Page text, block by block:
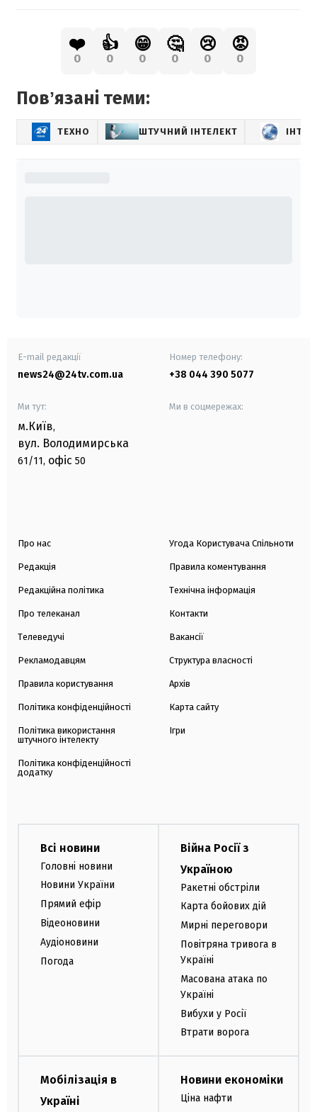
❤️
0
👍
0
😁
0
🤔
0
😢
0
😡
0
Повʼязані теми:
ТЕХНО ШТУЧНИЙ ІНТЕЛЕКТ
E-mail редакції
news24@24tv.com.ua
Номер телефону:
+38 044 390 5077
Ми тут:
м.Київ,
вул. Володимирська
61/11, офіс 50
Ми в соцмережах:
Про нас
Редакція
Редакційна політика
Про телеканал
Телеведучі
Рекламодавцям
Правила користування
Політика конфіденційності
Політика використання
штучного інтелекту
Політика конфіденційності
додатку
Угода Користувача Спільноти
Правила коментування
Технічна інформація
Контакти
Вакансії
Структура власності
Архів
Карта сайту
Ігри
Всі новини
Головні новини
Новини України
Прямий ефір
Відеоновини
Аудіоновини
Погода
Війна Росії з
Україною
Ракетні обстріли
Карта бойових дій
Мирні переговори
Повітряна тривога в
Україні
Масована атака по
Україні
Вибухи у Росії
Втрати ворога
Мобілізація в
Україні
Новини економіки
Ціна нафти